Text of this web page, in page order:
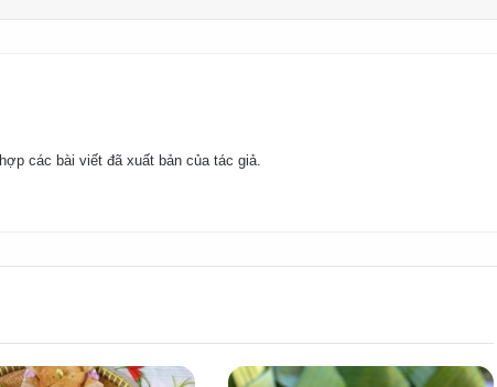
các bài viết đã xuất bản của tác giả.